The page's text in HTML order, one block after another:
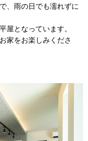
、雨の日でも濡れずに
屋となっています。
家をお楽しみくださ